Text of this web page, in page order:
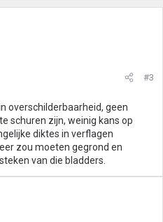
#3
overschilderbaarheid, geen
schuren zijn, weinig kans op
diktes in verflagen
zou moeten gegrond en
van die bladders.